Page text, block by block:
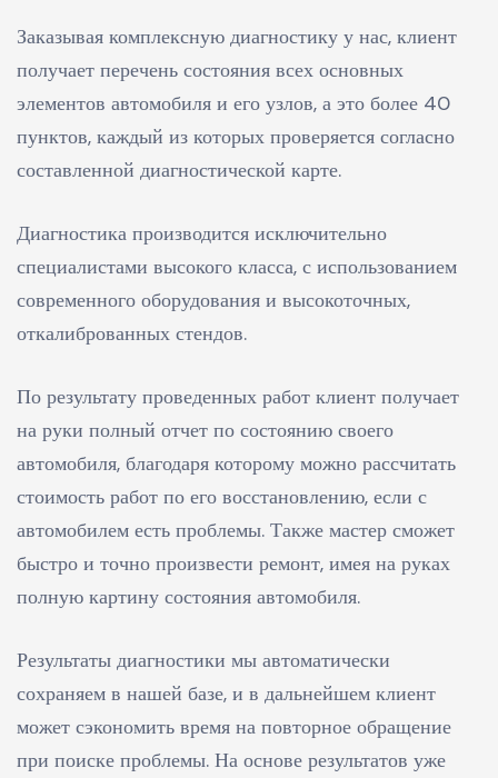
Заказывая комплексную диагностику у нас, клиент
получает перечень состояния всех основных
элементов автомобиля и его узлов, а это более 40
пунктов, каждый из которых проверяется согласно
составленной диагностической карте.
Диагностика производится исключительно
специалистами высокого класса, с использованием
современного оборудования и высокоточных,
откалиброванных стендов.
По результату проведенных работ клиент получает
на руки полный отчет по состоянию своего
автомобиля, благодаря которому можно рассчитать
стоимость работ по его восстановлению, если с
автомобилем есть проблемы. Также мастер сможет
быстро и точно произвести ремонт, имея на руках
полную картину состояния автомобиля.
Результаты диагностики мы автоматически
сохраняем в нашей базе, и в дальнейшем клиент
может сэкономить время на повторное обращение
при поиске проблемы. На основе результатов уже